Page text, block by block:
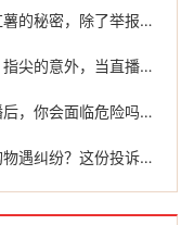
了举报，你还有第三条路
直播间里的举报轻轻落下
？带你拆解背后的风险与应对
南请收好，关键时刻还能找帮手